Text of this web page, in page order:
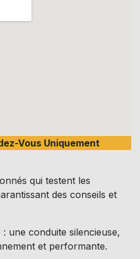
Vous Uniquement
qui testent les
des conseils et
une conduite silencieuse,
et performante.